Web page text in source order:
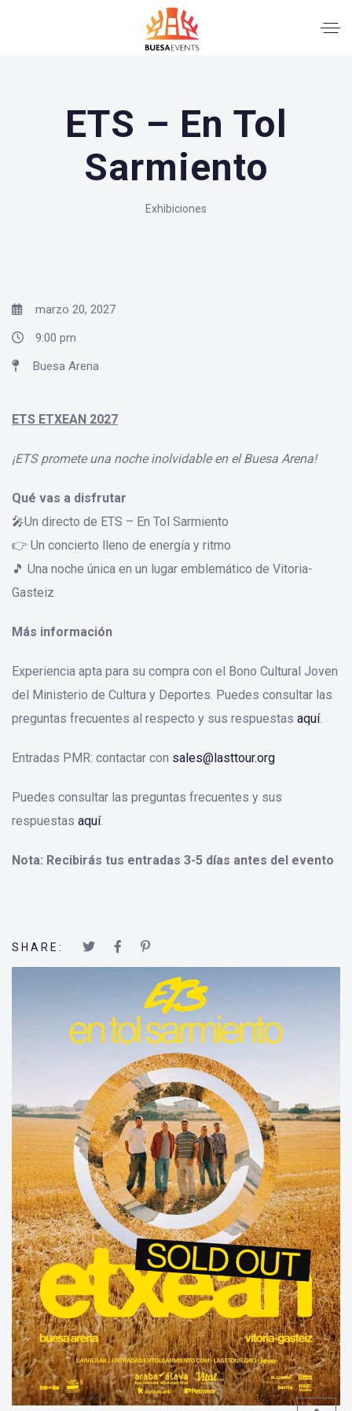
ETS – En Tol
Sarmiento
Exhibiciones
marzo 20, 2027
9:00 pm
Buesa Arena
ETS ETXEAN 2027
¡ETS promete una noche inolvidable en el Buesa Arena!
Qué vas a disfrutar
🎤Un directo de ETS – En Tol Sarmiento
👉 Un concierto lleno de energía y ritmo
🎵 Una noche única en un lugar emblemático de Vitoria-
Gasteiz
Más información
Experiencia apta para su compra con el Bono Cultural Joven
del Ministerio de Cultura y Deportes. Puedes consultar las
preguntas frecuentes al respecto y sus respuestas aquí.
Entradas PMR: contactar con sales@lasttour.org
Puedes consultar las preguntas frecuentes y sus
respuestas aquí.
Nota: Recibirás tus entradas 3-5 días antes del evento
SHARE: